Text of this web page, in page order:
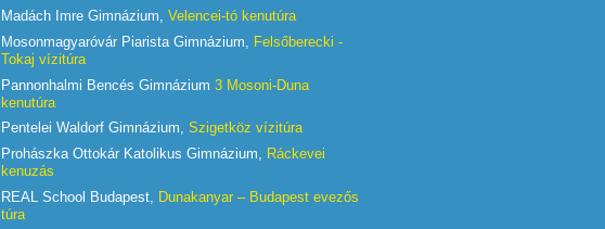
Madách Imre Gimnázium, Velencei-tó kenutúra
Mosonmagyaróvár Piarista Gimnázium,
Felsőberecki -
Tokaj vízitúra
Pannonhalmi Bencés Gimnázium 3 Mosoni-Duna
kenutúra
Pentelei Waldorf Gimnázium, Szigetköz vízitúra
Prohászka Ottokár Katolikus Gimnázium, Ráckevei
kenuzás
REAL School Budapest,
Dunakanyar – Budapest evezős
túra